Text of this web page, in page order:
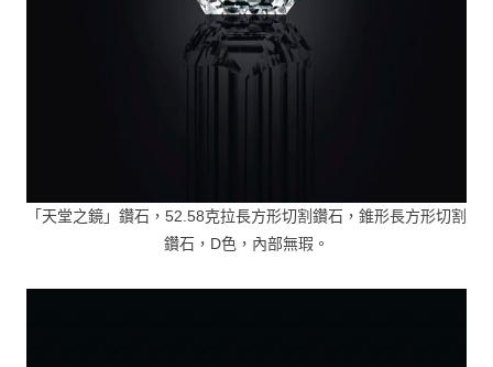
「天堂之鏡」鑽石，52.58克拉長方形切割鑽石，錐形長方形切割
鑽石，D色，內部無瑕。